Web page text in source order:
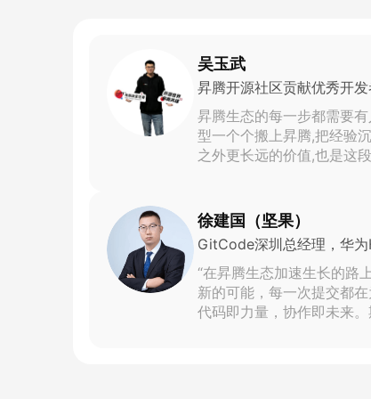
吴玉武
昇腾开源社区贡献优秀开
昇腾生态的每一步都需要
型一个个搬上昇腾,把经验
之外更长远的价值,也是这
徐建国（坚果）
GitCode深圳总经理，华
“在昇腾生态加速生长的路
新的可能，每一次提交都
代码即力量，协作即未来